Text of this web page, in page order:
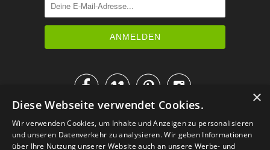

IM KATALOG BLÄTTERN
×
Diese Webseite verwendet Cookies.
Wir verwenden Cookies, um Inhalte und Anzeigen zu personalisieren
und unseren Datenverkehr zu analysieren. Wir geben Informationen
über Ihre Nutzung unserer Website auch an unsere Werbe- und